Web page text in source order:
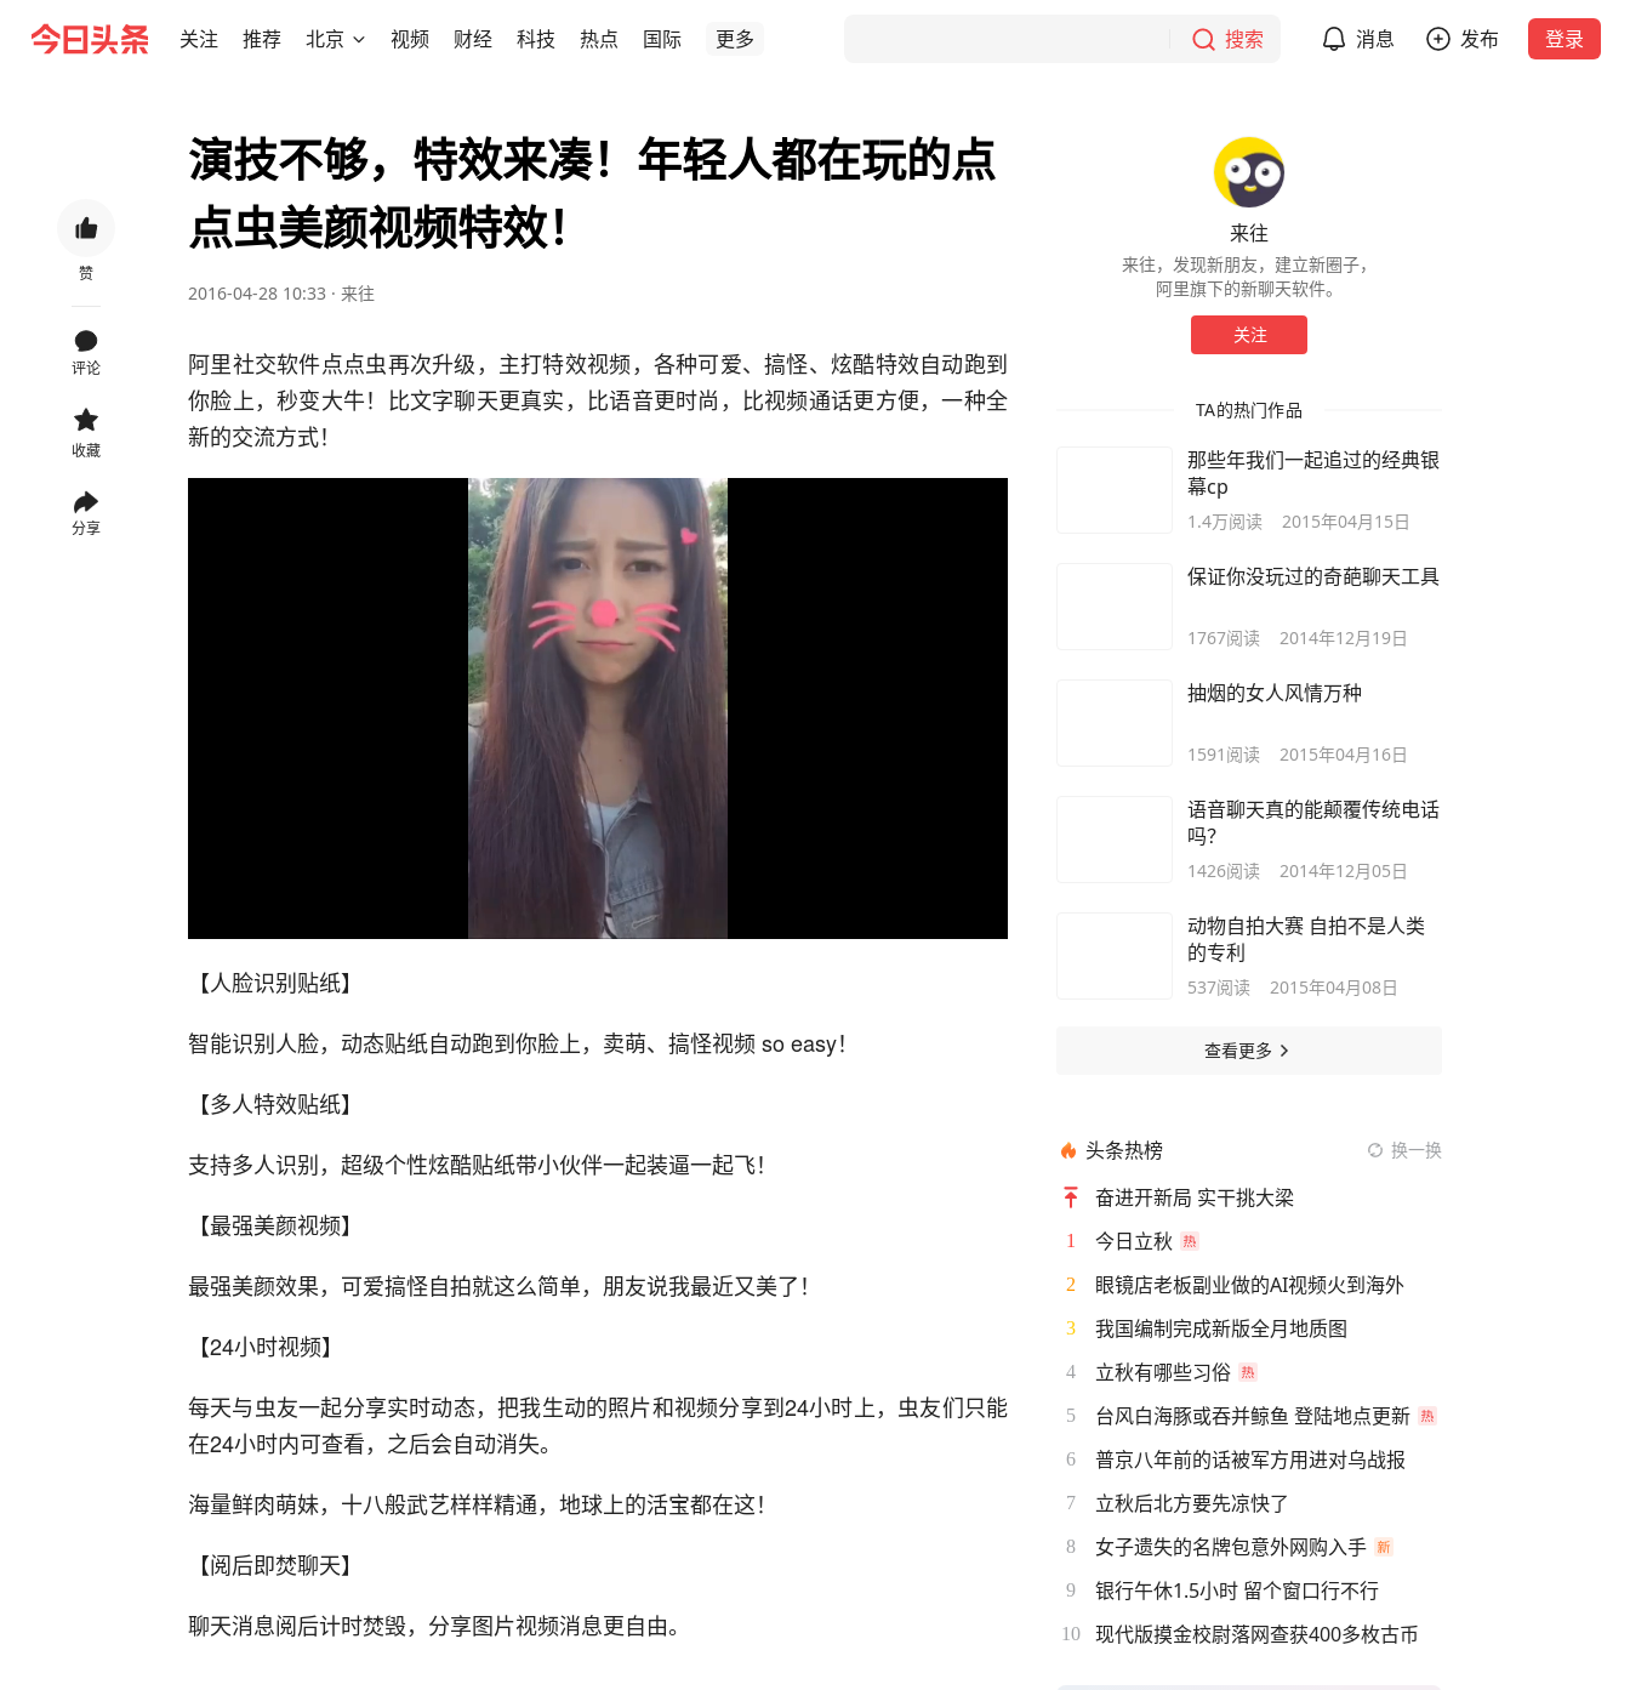
关注 推荐 北京 视频 财经 科技 热点 国际 更多 搜索 消息 发布 登录
赞
评论
收藏
分享
演技不够，特效来凑！年轻人都在玩的点
点虫美颜视频特效！
2016-04-28 10:33 · 来往
阿里社交软件点点虫再次升级，主打特效视频，各种可爱、搞怪、炫酷特效自动跑到
你脸上，秒变大牛！比文字聊天更真实，比语音更时尚，比视频通话更方便，一种全
新的交流方式！
【人脸识别贴纸】
智能识别人脸，动态贴纸自动跑到你脸上，卖萌、搞怪视频 so easy！
【多人特效贴纸】
支持多人识别，超级个性炫酷贴纸带小伙伴一起装逼一起飞！
【最强美颜视频】
最强美颜效果，可爱搞怪自拍就这么简单，朋友说我最近又美了！
【24小时视频】
每天与虫友一起分享实时动态，把我生动的照片和视频分享到24小时上，虫友们只能
在24小时内可查看，之后会自动消失。
海量鲜肉萌妹，十八般武艺样样精通，地球上的活宝都在这！
【阅后即焚聊天】
聊天消息阅后计时焚毁，分享图片视频消息更自由。
来往
来往，发现新朋友，建立新圈子，
阿里旗下的新聊天软件。
关注
TA的热门作品
那些年我们一起追过的经典银
幕cp
1.4万阅读 2015年04月15日
保证你没玩过的奇葩聊天工具
1767阅读 2014年12月19日
抽烟的女人风情万种
1591 阅读 2015年04月16日
语音聊天真的能颠覆传统电话
吗？
1426阅读 2014年12月05日
动物自拍大赛 自拍不是人类
的专利
537阅读 2015年04月08日
查看更多
头条热榜 换一换
奋进开新局 实干挑大梁
1 今日立秋
2 眼镜店老板副业做的AI视频火到海外
3 我国编制完成新版全月地质图
4 立秋有哪些习俗
5 台风白海豚或吞并鲸鱼 登陆地点更新
6 普京八年前的话被军方用进对乌战报
7 立秋后北方要先凉快了
8 女子遗失的名牌包意外网购入手
9 银行午休1.5小时 留个窗口行不行
10 现代版摸金校尉落网查获400多枚古币